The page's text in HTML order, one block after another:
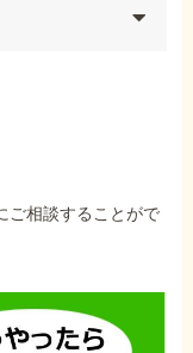
ご相談することがで